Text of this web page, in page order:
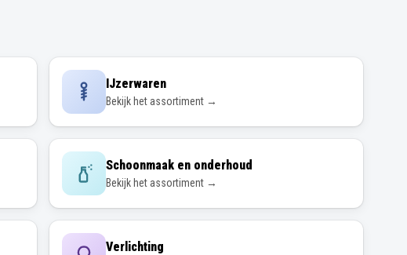
IJzerwaren
Bekijk het assortiment →
Schoonmaak en onderhoud
Bekijk het assortiment →
Verlichting